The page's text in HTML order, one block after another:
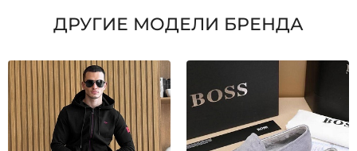
ДРУГИЕ МОДЕЛИ БРЕНДА